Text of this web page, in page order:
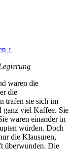
↑
waren die
die
trafen sie sich im
ganz viel Kaffee. Sie
waren einander in
würden. Doch
die Klausuren,
überwunden. Die